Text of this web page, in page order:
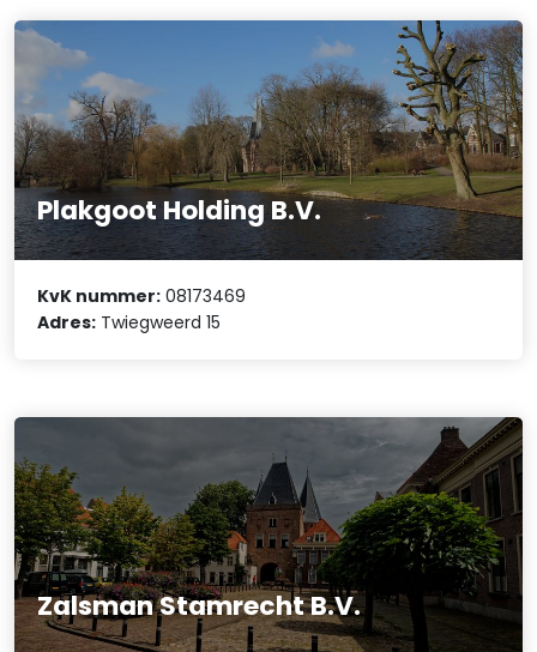
Plakgoot Holding B.V.
KvK nummer: 08173469
Adres: Twiegweerd 15
Zalsman Stamrecht B.V.